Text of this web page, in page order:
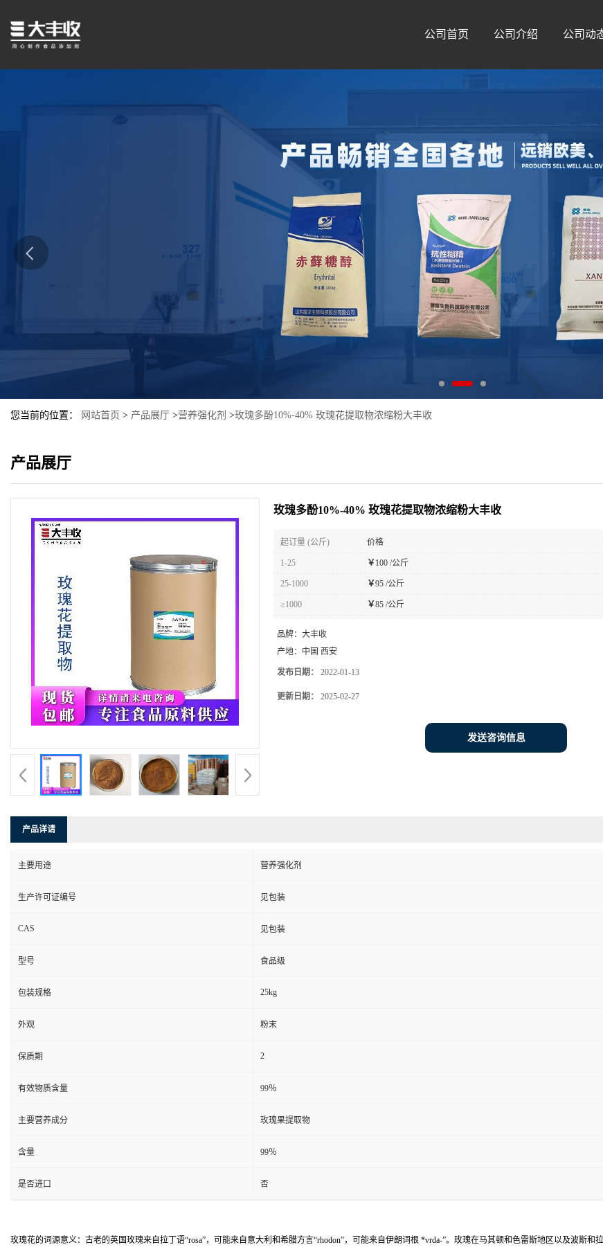
公司首页 公司介绍 公司动
您当前的位置： 网站首页 > 产品展厅 >营养强化剂 >玫瑰多酚10%-40% 玫瑰花提取物浓缩粉大丰收
产品展厅
玫瑰多酚10%-40% 玫瑰花提取物浓缩粉大丰收
起订量 (公斤) 价格
1-25 ￥ 100 /公斤
25-1000 ￥95 /公斤
≥1000 ￥85 /公斤
品牌： 大丰收
产地： 中国 西安
发布日期： 2022-01-13
更新日期： 2025-02-27
发送咨询信息
产品详请
主要用途 营养强化剂
生产许可证编号 见包装
CAS 见包装
型号 食品级
包装规格 25kg
外观 粉末
保质期 2
有效物质含量 99％
主要营养成分 玫瑰果提取物
含量 99％
是否进口 否
玫瑰花的词源意义：古老的英国玫瑰来自拉丁语“rosa”，可能来自意大利和希腊方言“rhodon”，可能来自伊朗词根 *vrda-”。玫瑰在马其顿和色雷斯地区以及波斯和